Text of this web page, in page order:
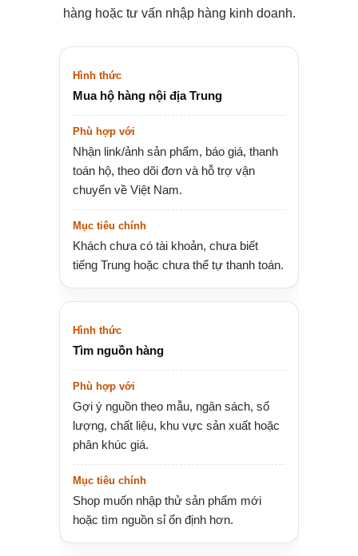
hàng hoặc tư vấn nhập hàng kinh doanh.
Mua hộ hàng nội địa Trung
Nhận link/ảnh sản phẩm, báo giá, thanh
toán hộ, theo dõi đơn và hỗ trợ vận
chuyển về Việt Nam.
Khách chưa có tài khoản, chưa biết
tiếng Trung hoặc chưa thể tự thanh toán.
Tìm nguồn hàng
Gợi ý nguồn theo mẫu, ngân sách, số
lượng, chất liệu, khu vực sản xuất hoặc
phân khúc giá.
Shop muốn nhập thử sản phẩm mới
hoặc tìm nguồn sỉ ổn định hơn.